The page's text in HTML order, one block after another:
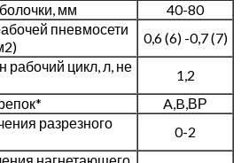
мм
40-80
пневмосети
0,6 (6) -0,7 (7)
рабочий цикл, л, не
1,2
A,B,ВР
разрезного
0-2